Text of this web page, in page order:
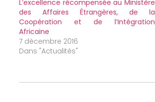
L’excellence récompensée au Ministère
des Affaires Étrangères, de la
Coopération et de l’Intégration
Africaine
7 décembre 2016
Dans "Actualités"